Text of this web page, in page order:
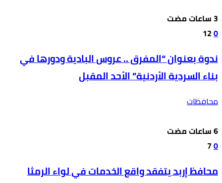
0
12
ندوة بعنوان “المفرق .. عروس البادية ودورها في
بناء السردية الأردنية” الأحد المقبل
محافظات
0
7
محافظ إربد يتفقد واقع الخدمات في لواء الرمثا